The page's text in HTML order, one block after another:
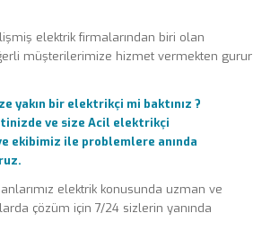
elektrik firmalarından biri olan
müşterilerimize hizmet vermekten gurur
yakın bir elektrikçi mi baktınız ?
ve size Acil elektrikçi
ekibimiz ile problemlere anında
elektrik konusunda uzman ve
çözüm için 7/24 sizlerin yanında